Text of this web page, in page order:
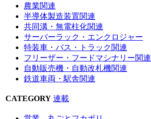
農業関連
半導体製造装置関連
共同溝・無電柱化関連
サーバーラック・エンクロジャー
特装車・バス・トラック関連
フリーザー・フードマシナリー関連
自動販売機・自動改札機関連
鉄道車両・駅舎関連
CATEGORY 連載